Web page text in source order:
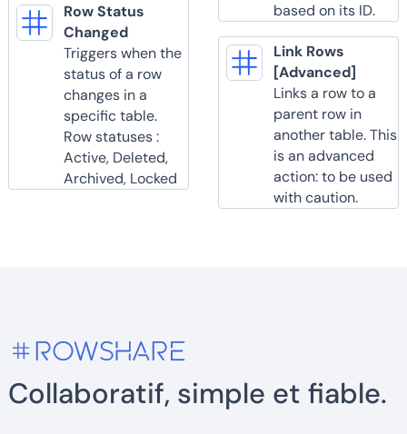
Row Status
Changed
Triggers when the
status of a row
changes in a
specific table.
Row statuses :
Active, Deleted,
Archived, Locked
based on its ID.
Link Rows
[Advanced]
Links a row to a
parent row in
another table. This
is an advanced
action: to be used
with caution.
Collaboratif, simple et fiable.